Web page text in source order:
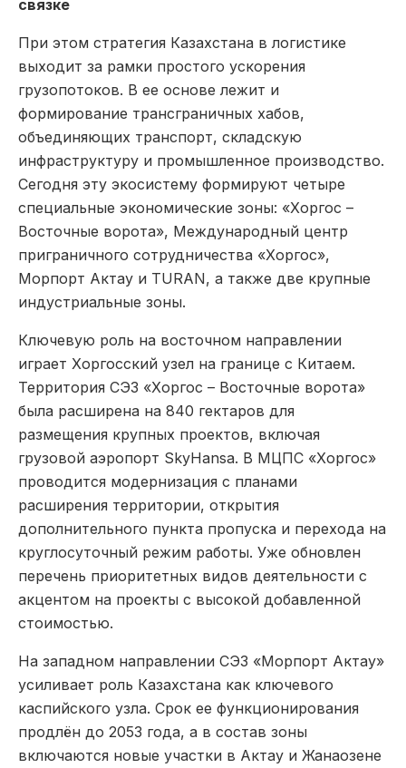
связке
При этом стратегия Казахстана в логистике
выходит за рамки простого ускорения
грузопотоков. В ее основе лежит и
формирование трансграничных хабов,
объединяющих транспорт, складскую
инфраструктуру и промышленное производство.
Сегодня эту экосистему формируют четыре
специальные экономические зоны: «Хоргос –
Восточные ворота», Международный центр
приграничного сотрудничества «Хоргос»,
Морпорт Актау и TURAN, а также две крупные
индустриальные зоны.
Ключевую роль на восточном направлении
играет Хоргосский узел на границе с Китаем.
Территория СЭЗ «Хоргос – Восточные ворота»
была расширена на 840 гектаров для
размещения крупных проектов, включая
грузовой аэропорт SkyHansa. В МЦПС «Хоргос»
проводится модернизация с планами
расширения территории, открытия
дополнительного пункта пропуска и перехода на
круглосуточный режим работы. Уже обновлен
перечень приоритетных видов деятельности с
акцентом на проекты с высокой добавленной
стоимостью.
На западном направлении СЭЗ «Морпорт Актау»
усиливает роль Казахстана как ключевого
каспийского узла. Срок ее функционирования
продлён до 2053 года, а в состав зоны
включаются новые участки в Актау и Жанаозене